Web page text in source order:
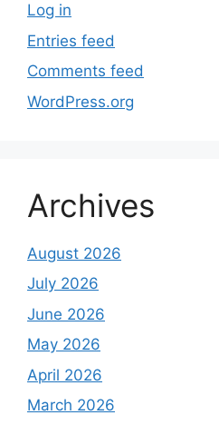
Log in
Entries feed
Comments feed
WordPress.org
Archives
August 2026
July 2026
June 2026
May 2026
April 2026
March 2026